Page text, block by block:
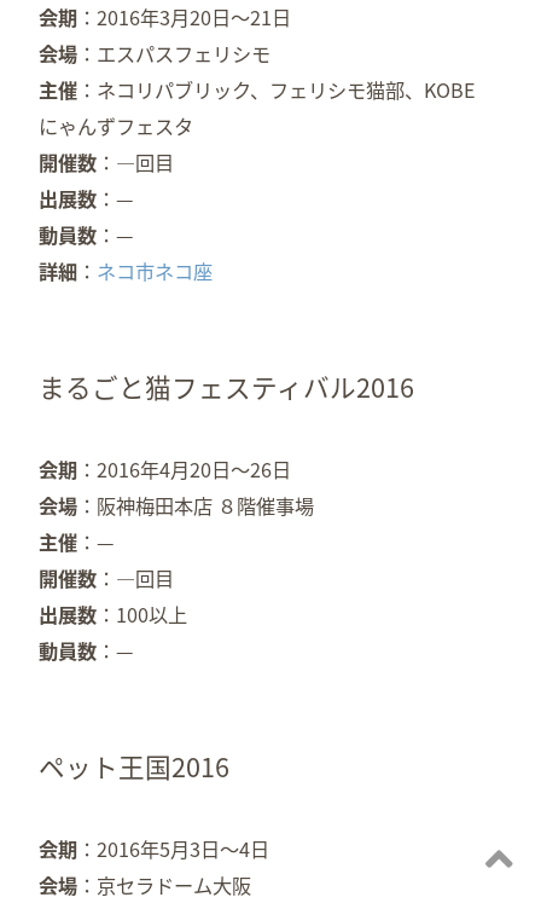
会期
2016年3月20日～21日
会場
エスパスフェリシモ
主催
ネコリパブリック、フェリシモ猫部、KOBE
にゃんずフェスタ
開催数
—回目
出展数
—
動員数
—
詳細
ネコ市ネコ座
まるごと猫フェスティバル2016
会期
2016年4月20日～26日
会場
阪神梅田本店 ８階催事場
主催
—
開催数
—回目
出展数
100以上
動員数
—
ペット王国2016
会期
2016年5月3日～4日
会場
京セラドーム大阪